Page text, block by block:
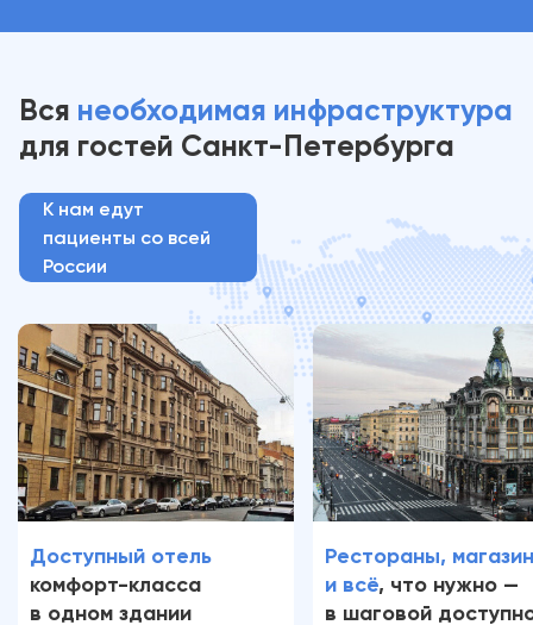
Вся необходимая инфраструктура
для гостей Санкт-Петербурга
К нам едут
пациенты со всей
России
Доступный отель
комфорт-класса
в одном здании
Рестораны,
и всё, что нужно —
в шаговой